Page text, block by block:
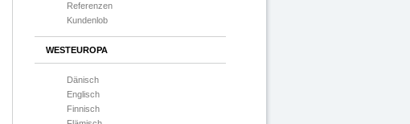
Referenzen
Kundenlob
WESTEUROPA
Dänisch
Englisch
Finnisch